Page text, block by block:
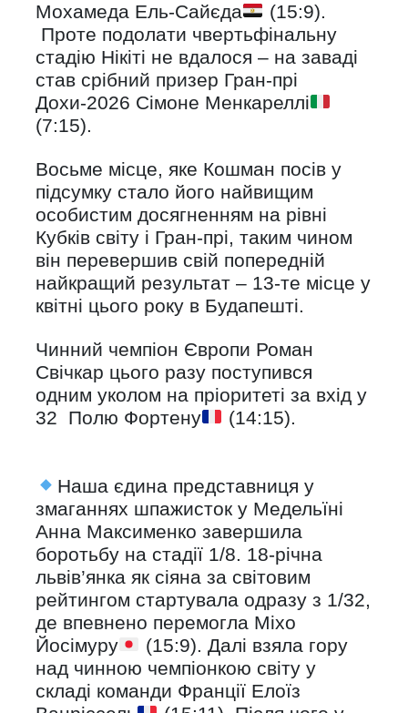
Мохамеда Ель-Сайєда
(15:9).
Проте подолати чвертьфінальну
стадію Нікіті не вдалося – на заваді
став срібний призер Гран-прі
Дохи-2026 Сімоне Менкареллі
(7:15).
Восьме місце, яке Кошман посів у
підсумку стало його найвищим
особистим досягненням на рівні
Кубків світу і Гран-прі, таким чином
він перевершив свій попередній
найкращий результат – 13-те місце у
квітні цього року в Будапешті.
Чинний чемпіон Європи Роман
Свічкар цього разу поступився
одним уколом на пріоритеті за вхід у
32 Полю Фортену
(14:15).
Наша єдина представниця у
змаганнях шпажисток у Медельїні
Анна Максименко завершила
боротьбу на стадії 1/8. 18-річна
львів’янка як сіяна за світовим
рейтингом стартувала одразу з 1/32,
де впевнено перемогла Міхо
Йосімуру
(15:9). Далі взяла гору
над чинною чемпіонкою світу у
складі команди Франції Елоїз